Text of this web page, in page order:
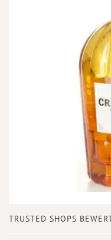
Anfang
TRUSTED SHOPS